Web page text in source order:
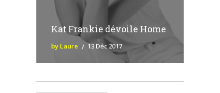
Kat Frankie dévoile Home
by Laure 13 Déc 2017